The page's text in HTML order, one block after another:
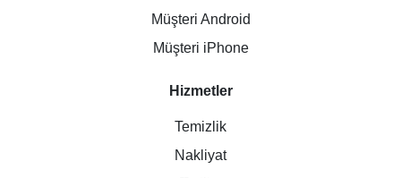
Müşteri Android
Müşteri iPhone
Hizmetler
Temizlik
Nakliyat